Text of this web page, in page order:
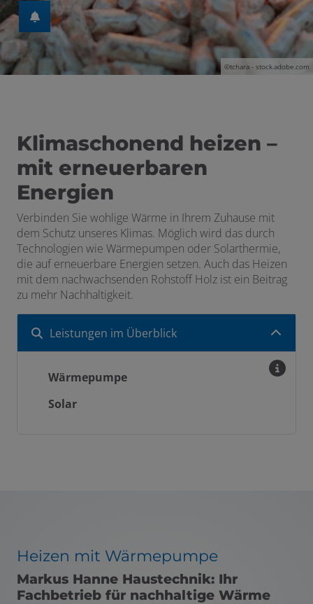
©tchara - stock.adobe.com
Klimaschonend heizen –
mit erneuerbaren
Energien
Verbinden Sie wohlige Wärme in Ihrem Zuhause mit
dem Schutz unseres Klimas. Möglich wird das durch
Technologien wie Wärmepumpen oder Solarthermie,
die auf erneuerbare Energien setzen. Auch das Heizen
mit dem nachwachsenden Rohstoff Holz ist ein Beitrag
zu mehr Nachhaltigkeit.
Leistungen im Überblick
Wärmepumpe
Solar
Heizen mit Wärmepumpe
Markus Hanne Haustechnik: Ihr
Fachbetrieb für nachhaltige Wärme
und schließen